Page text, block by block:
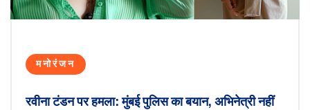
मनोरंजन
रवीना टंडन पर हमला: मुंबई पुलिस का बयान, अभिनेत्री नहीं